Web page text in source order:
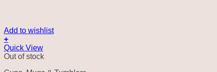
Add to wishlist
+
Quick View
Out of stock